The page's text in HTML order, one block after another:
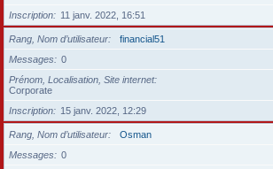
Inscription
11 janv. 2022, 16:51
Rang, Nom d’utilisateur
financial51
Messages
0
Prénom, Localisation, Site internet
Corporate
Inscription
15 janv. 2022, 12:29
Rang, Nom d’utilisateur
Osman
Messages
0